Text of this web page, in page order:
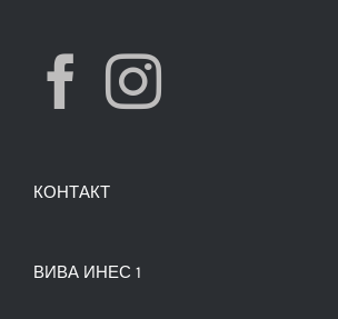
КОНТАКТ
ВИВА ИНЕС 1